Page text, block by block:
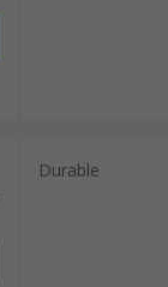
Durable